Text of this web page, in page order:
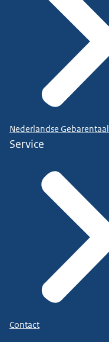
Nederlandse Gebarentaal
Service
Contact